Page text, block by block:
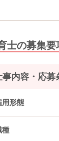
士の募集要
事内容・応募
用形態
種